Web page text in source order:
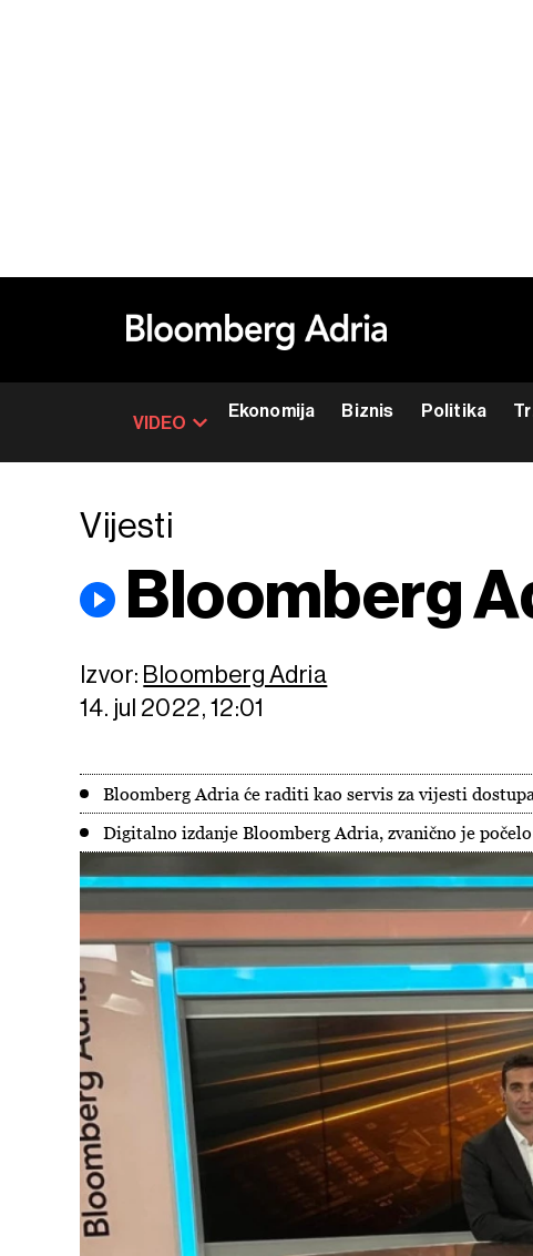
VIDEO
Ekonomija Biznis Politika
Vijesti
Bloomberg
Izvor: Bloomberg Adria
14. jul 2022, 12:01
Bloomberg Adria će raditi kao servis za vijesti
Digitalno izdanje Bloomberg Adria, zvanično je